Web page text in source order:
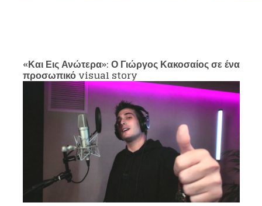
«Και Εις Ανώτερα»: Ο Γιώργος Κακοσαίος σε ένα
προσωπικό visual story